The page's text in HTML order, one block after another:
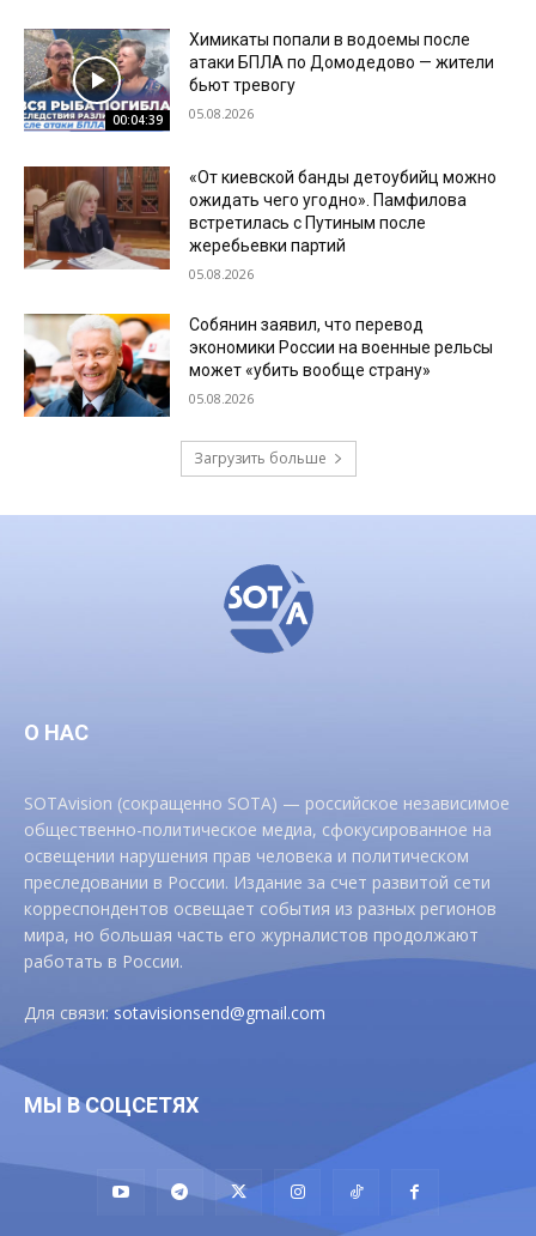
00:04:39
Химикаты попали в водоемы после
атаки БПЛА по Домодедово — жители
бьют тревогу
05.08.2026
«От киевской банды детоубийц можно
ожидать чего угодно». Памфилова
встретилась с Путиным после
жеребьевки партий
05.08.2026
Собянин заявил, что перевод
экономики России на военные рельсы
может «убить вообще страну»
05.08.2026
Загрузить больше
О НАС
SOTAvision (сокращенно SOTA) — российское независимое
общественно-политическое медиа, сфокусированное на
освещении нарушения прав человека и политическом
преследовании в России. Издание за счет развитой сети
корреспондентов освещает события из разных регионов
мира, но большая часть его журналистов продолжают
работать в России.
Для связи:sotavisionsend@gmail.com
МЫ В СОЦСЕТЯХ